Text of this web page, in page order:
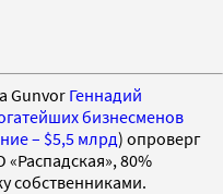
Gunvor Геннадий
бизнесменов
– $5,5 млрд) опроверг
80%
собственниками.